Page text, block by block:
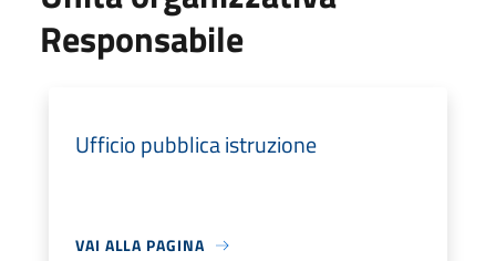
Responsabile
Ufficio pubblica istruzione
VAI ALLA PAGINA